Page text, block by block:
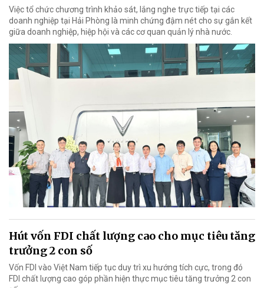
Việc tổ chức chương trình khảo sát, lắng nghe trực tiếp tại các
doanh nghiệp tại Hải Phòng là minh chứng đậm nét cho sự gắn kết
giữa doanh nghiệp, hiệp hội và các cơ quan quản lý nhà nước.
Hút vốn FDI chất lượng cao cho mục tiêu tăng
trưởng 2 con số
Vốn FDI vào Việt Nam tiếp tục duy trì xu hướng tích cực, trong đó
FDI chất lượng cao góp phần hiện thực mục tiêu tăng trưởng 2 con